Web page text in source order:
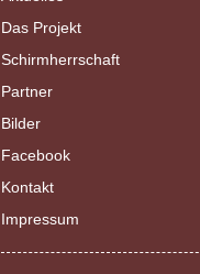
Das Projekt
Schirmherrschaft
Partner
Bilder
Facebook
Kontakt
Impressum